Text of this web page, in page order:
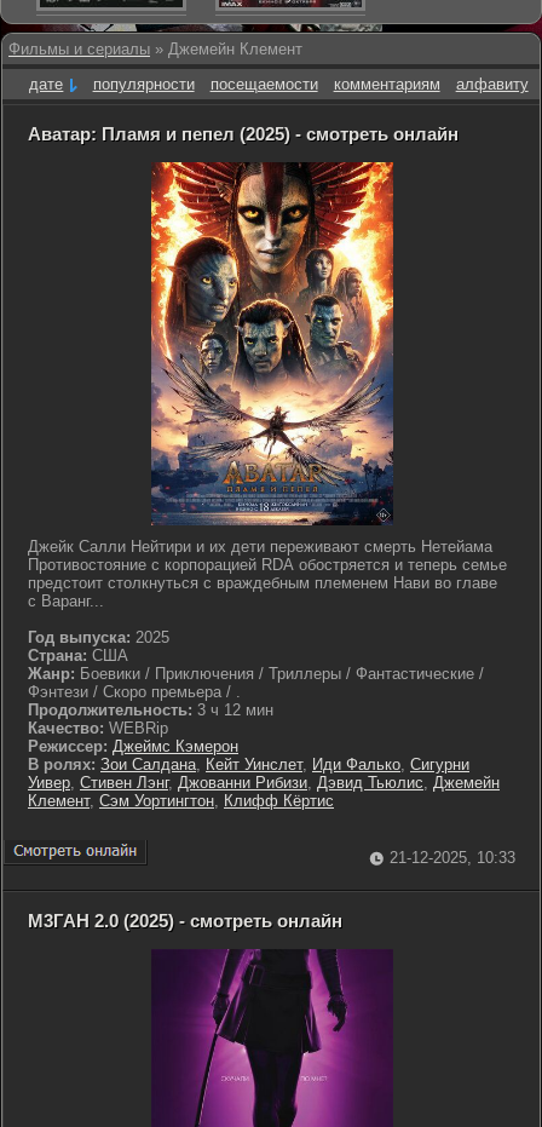
Фильмы и сериалы » Джемейн Клемент
дате
популярности посещаемости комментариям алфавиту
Аватар: Пламя и пепел (2025) - смотреть онлайн
Джейк Салли Нейтири и их дети переживают смерть Нетейама
Противостояние с корпорацией RDA обостряется и теперь семье
предстоит столкнуться с враждебным племенем Нави во главе
с Варанг...
Год выпуска: 2025
Страна: США
Жанр: Боевики / Приключения / Триллеры / Фантастические /
Фэнтези / Скоро премьера / .
Продолжительность: 3 ч 12 мин
Качество: WEBRip
Режиссер: Джеймс Кэмерон
В ролях: Зои Салдана, Кейт Уинслет, Иди Фалько, Сигурни
Уивер, Стивен Лэнг, Джованни Рибизи, Дэвид Тьюлис, Джемейн
Клемент, Сэм Уортингтон, Клифф Кёртис
21-12-2025, 10:33
М3ГАН 2.0 (2025) - смотреть онлайн